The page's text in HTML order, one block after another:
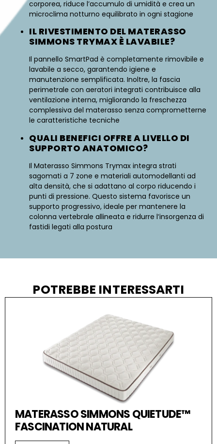
corporea, riduce l’accumulo di umidità e crea un
microclima notturno equilibrato in ogni stagione
IL RIVESTIMENTO DEL MATERASSO
SIMMONS TRYMAX È LAVABILE?
Il pannello SmartPad è completamente rimovibile e
lavabile a secco, garantendo igiene e
manutenzione semplificata. Inoltre, la fascia
perimetrale con aeratori integrati contribuisce alla
ventilazione interna, migliorando la freschezza
complessiva del materasso senza comprometterne
le caratteristiche tecniche
QUALI BENEFICI OFFRE A LIVELLO DI
SUPPORTO ANATOMICO?
Il Materasso Simmons Trymax integra strati
sagomati a 7 zone e materiali automodellanti ad
alta densità, che si adattano al corpo riducendo i
punti di pressione. Questo sistema favorisce un
supporto progressivo, ideale per mantenere la
colonna vertebrale allineata e ridurre l’insorgenza di
fastidi legati alla postura
POTREBBE INTERESSARTI
MATERASSO SIMMONS QUIETUDE™
FASCINATION NATURAL